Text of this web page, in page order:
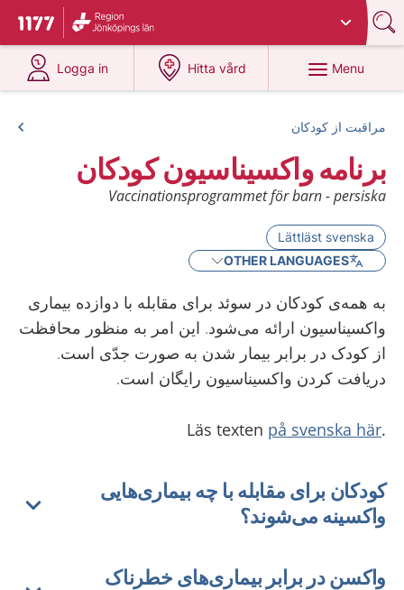
To start page for 1177
Du har valt region
Logga in
at 1177.se
Hitta vård
at 1177.se
Menu
مراقبت از کودکان
برنامه واکسیناسیون کودکان
Vaccinationsprogrammet för barn - persiska
Lättläst svenska
OTHER LANGUAGES
به همه‌ی کودکان در سوئد برای مقابله با دوازده بیماری
واکسیناسیون ارائه می‌شود. این امر به منظور محافظت
از کودک در برابر بیمار شدن به صورت جدّی است.
دریافت کردن واکسیناسیون رایگان است.
.Läs texten
på svenska här
کودکان برای مقابله با چه بیماری‌هایی
واکسینه می‌شوند؟
واکسن در برابر بیماری‌های خطرناک